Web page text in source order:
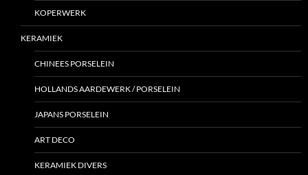
KOPERWERK
KERAMIEK
CHINEES PORSELEIN
HOLLANDS AARDEWERK / PORSELEIN
JAPANS PORSELEIN
ART DECO
KERAMIEK DIVERS